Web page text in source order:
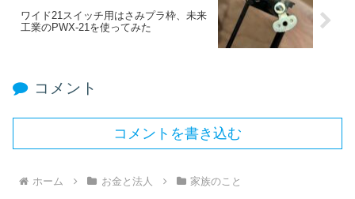
ワイド21スイッチ用はさみプラ枠、未来
工業のPWX-21を使ってみた
コメント
コメントを書き込む
ホーム お金と法人 家族のこと